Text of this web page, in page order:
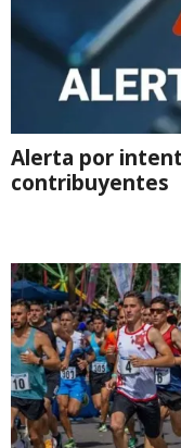
Alerta por
contribuyentes